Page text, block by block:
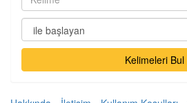
Kelimeleri Bul